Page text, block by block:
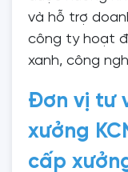
và hỗ trợ
công ty hoạt
xanh, công
Đơn vị tư
xưởng
cấp